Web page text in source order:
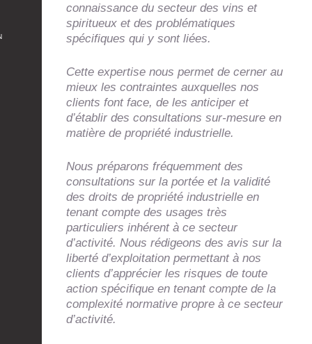
connaissance du secteur des vins et
spiritueux et des problématiques
spécifiques qui y sont liées.
Cette expertise nous permet de cerner au
mieux les contraintes auxquelles nos
clients font face, de les anticiper et
d’établir des consultations sur-mesure en
matière de propriété industrielle.
Nous préparons fréquemment des
consultations sur la portée et la validité
des droits de propriété industrielle en
tenant compte des usages très
particuliers inhérent à ce secteur
d’activité. Nous rédigeons des avis sur la
liberté d’exploitation permettant à nos
clients d’apprécier les risques de toute
action spécifique en tenant compte de la
complexité normative propre à ce secteur
d’activité.